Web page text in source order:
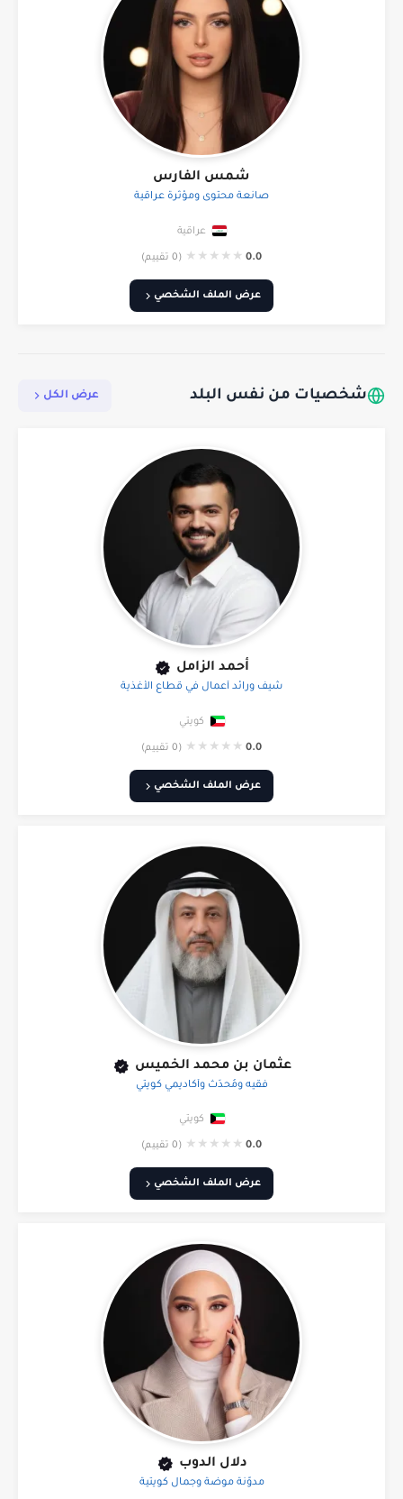
شمس الفارس
صانعة محتوى ومؤثرة عراقية
عراقية
0.0
★
★
★
★
★ (0 تقييم)
عرض الملف الشخصي
شخصيات من نفس البلد عرض الكل
أحمد الزامل
شيف ورائد أعمال في قطاع الأغذية
كويتي
0.0
★
★
★
★
★ (0 تقييم)
عرض الملف الشخصي
عثمان بن محمد الخميس
فقيه ومُحدِّث وأكاديمي كويتي
كويتي
0.0
★
★
★
★
★ (0 تقييم)
عرض الملف الشخصي
دلال الدوب
مدوّنة موضة وجمال كويتية